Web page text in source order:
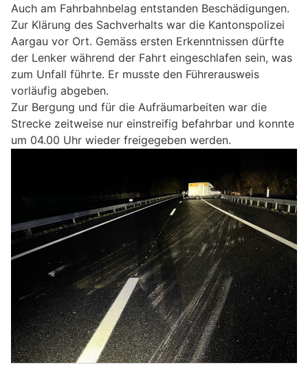
Auch am Fahrbahnbelag entstanden Beschädigungen.
Zur Klärung des Sachverhalts war die Kantonspolizei
Aargau vor Ort. Gemäss ersten Erkenntnissen dürfte
der Lenker während der Fahrt eingeschlafen sein, was
zum Unfall führte. Er musste den Führerausweis
vorläufig abgeben.
Zur Bergung und für die Aufräumarbeiten war die
Strecke zeitweise nur einstreifig befahrbar und konnte
um 04.00 Uhr wieder freigegeben werden.